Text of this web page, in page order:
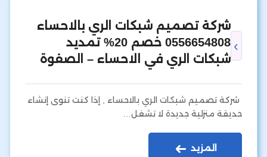
شركة تصميم شبكات الري بالاحساء
0556654808 خصم 20% تمديد
شبكات الري في الاحساء – الصفوة
شركة تصميم شبكات الري بالاحساء , إذا كنت تنوى إنشاء
حديقة منزلية جديدة لا تشغل…
المزيد